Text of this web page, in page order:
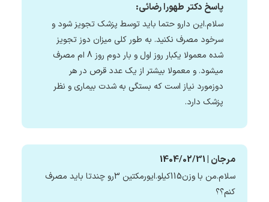
پاسخ دکتر طهورا رضائی:
سلام.این دارو حتما باید توسط پزشک تجویز شود و
سرخود مصرف نکنید. به طور کلی میزان دوز تجویز
شده معمولا یکبار روز اول و بار دوم روز 8 ام مصرف
میشود. و معمولا بیشتر از یک عدد قرص در هر
دوزمورد نیاز است که بستگی به شدت بیماری و نظر
پزشک دارد.
مرجان | 1404/02/31
سلام.من با وزن115کیلو.ایورمکتین 3رو چندتا باید مصرف
کنم؟؟